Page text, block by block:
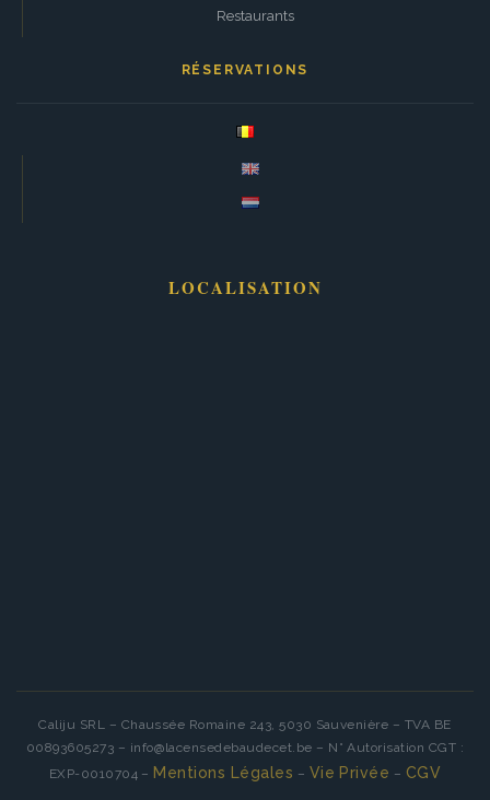
Restaurants
RÉSERVATIONS
LOCALISATION
Caliju SRL – Chaussée Romaine 243, 5030 Sauvenière – TVA BE
00893605273 – info@lacensedebaudecet.be – N° Autorisation CGT :
EXP-0010704 – Mentions Légales – Vie Privée – CGV